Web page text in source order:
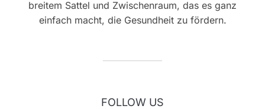
breitem Sattel und Zwischenraum, das es ganz
einfach macht, die Gesundheit zu fördern.
FOLLOW US